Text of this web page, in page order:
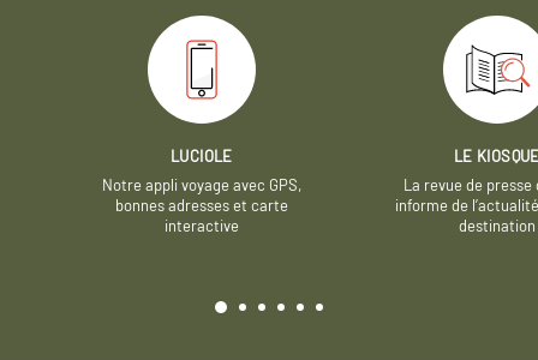
LUCIOLE
Notre appli voyage avec GPS,
bonnes adresses et carte
interactive
LE
La revue de presse
informe de
destination